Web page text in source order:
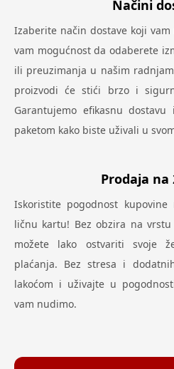
Načini
Izaberite način dostave koji
vam mogućnost da odaberete
ili preuzimanja u našim
proizvodi će stići brzo i
Garantujemo efikasnu
paketom kako biste uživali u
Prodaja na
Iskoristite pogodnost
ličnu kartu! Bez obzira na
možete lako ostvariti svoje
plaćanja. Bez stresa i
lakoćom i uživajte u
vam nudimo.